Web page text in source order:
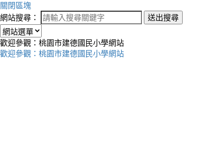
關閉區塊
網站搜尋：
送出搜尋
歡迎參觀：桃園市建德國民小學網站
歡迎參觀：桃園市建德國民小學網站